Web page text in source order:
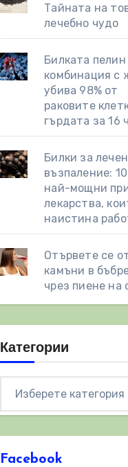
Тайната на
лечебно чудо
Билката пелин
комбинация с
убива 98% от
раковите
гърдата за 16
Билки за
възпаление:
най-мощни
лекарства,
наистина
Отървете се
камъни в
чрез пиене на
Категории
Facebook